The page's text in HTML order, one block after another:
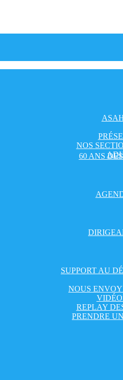
NOS
60 ANS
SUPPORT AU
NOUS
REPLAY
PRENDRE